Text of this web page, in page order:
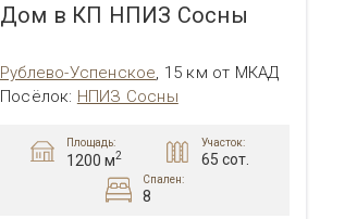
Дом в КП НПИЗ Сосны
Рублево-Успенское 15 км от МКАД
Посёлок: НПИЗ Сосны
Площадь:
1200 м2
Участок:
65 сот.
Спален:
8